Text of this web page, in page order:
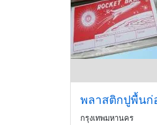
กรุงเทพมหานคร